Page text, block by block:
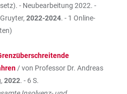
- Neubearbeitung 2022. -
2022-2024. - 1 Online-
/ von Professor Dr. Andreas
2022. - 6 S.